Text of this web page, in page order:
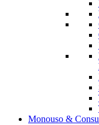
Monouso &